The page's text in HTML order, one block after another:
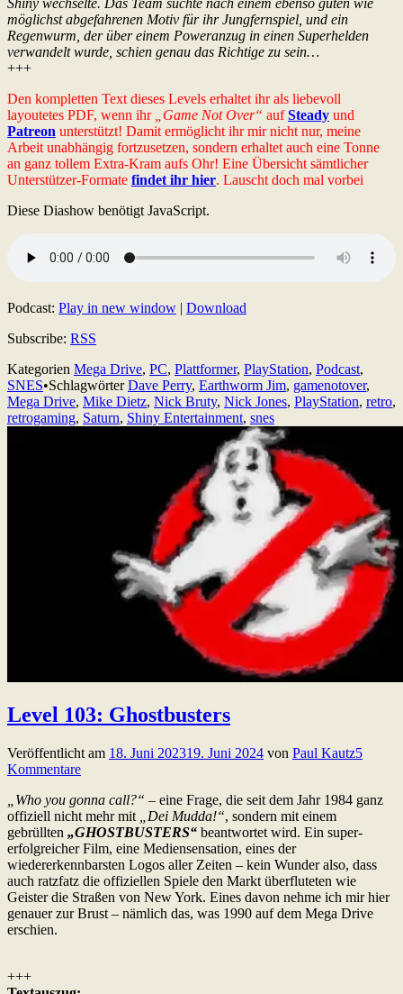
möglichst abgefahrenen Motiv für ihr Jungfernspiel, und ein
Regenwurm, der über einem Poweranzug in einen Superhelden
verwandelt wurde, schien genau das Richtige zu sein…
+++
Den kompletten Text dieses Levels erhaltet ihr als liebevoll
layoutetes PDF, wenn ihr
„Game Not Over“ aufSteady und
Patreon unterstützt! Damit ermöglicht ihr mir nicht nur, meine
Arbeit unabhängig fortzusetzen, sondern erhaltet auch eine Tonne
an ganz tollem Extra-Kram aufs Ohr! Eine Übersicht sämtlicher
Unterstützer-Formate findet ihr hier. Lauscht doch mal vorbei
Diese Diashow benötigt JavaScript.
Podcast: Play in new window | Download
Subscribe: RSS
Kategorien Mega Drive, PC, Plattformer, PlayStation, Podcast,
SNES•SchlagwörterDave Perry, Earthworm Jim, gamenotover,
Mega Drive, Mike Dietz, Nick Bruty, Nick Jones, PlayStation, retro,
retrogaming, Saturn, Shiny Entertainment, snes
Level 103: Ghostbusters
Veröffentlicht am 18. Juni 202319. Juni 2024 von Paul Kautz5
Kommentare
„Who you gonna call?“ – eine Frage, die seit dem Jahr 1984 ganz
offiziell nicht mehr mit
„Dei Mudda!“, sondern mit einem
gebrüllten „GHOSTBUSTERS“ beantwortet wird. Ein super-
erfolgreicher Film, eine Mediensensation, eines der
wiedererkennbarsten Logos aller Zeiten – kein Wunder also, dass
auch ratzfatz die offiziellen Spiele den Markt überfluteten wie
Geister die Straßen von New York. Eines davon nehme ich mir hier
genauer zur Brust – nämlich das, was 1990 auf dem Mega Drive
erschien.
+++